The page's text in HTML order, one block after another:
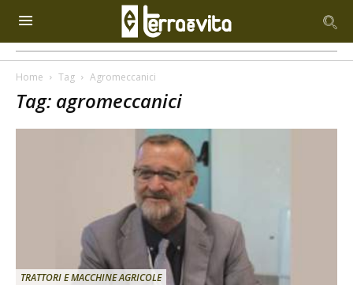
Home Tag Agromeccanici
Tag: agromeccanici
TRATTORI E MACCHINE AGRICOLE